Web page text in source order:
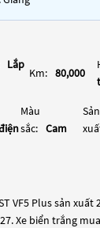
Lắp
Km: 80,000
Màu
sắc: Cam
Sản
VF5 Plus sản
Xe biển trắng